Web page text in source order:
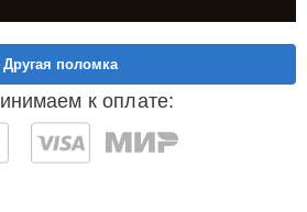
к оплате:
Другая поломка